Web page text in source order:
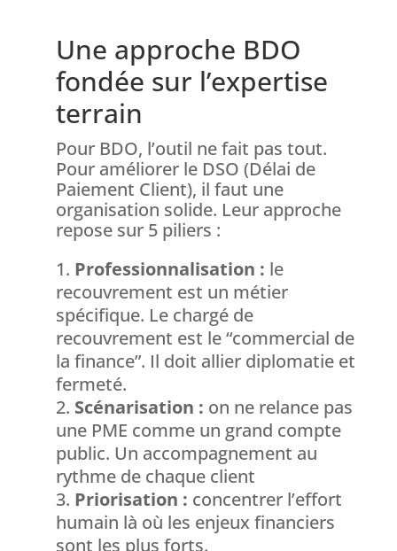
Une approche BDO
fondée sur l’expertise
terrain
Pour BDO, l’outil ne fait pas tout.
Pour améliorer le DSO (Délai de
Paiement Client), il faut une
organisation solide. Leur approche
repose sur 5 piliers :
Professionnalisation : le
recouvrement est un métier
spécifique. Le chargé de
recouvrement est le “commercial de
la finance”. Il doit allier diplomatie et
fermeté.
Scénarisation : on ne relance pas
une PME comme un grand compte
public. Un accompagnement au
rythme de chaque client
Priorisation : concentrer l’effort
humain là où les enjeux financiers
sont les plus forts.